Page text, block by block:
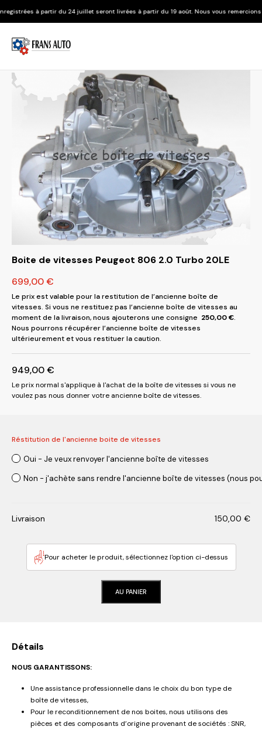
juillet seront livrées à partir du 19 août. Nous vous remercions de votre
Boite de vitesses Peugeot 806 2.0 Turbo 20LE
699,00€
Le prix est valable pour la restitution de l’ancienne boîte de
vitesses. Si vous ne restituez pas l’ancienne boîte de vitesses au
moment de la livraison, nous ajouterons une consigne 250,00€.
Nous pourrons récupérer l’ancienne boîte de vitesses
ultérieurement et vous restituer la caution.
949,00€
Le prix normal s'applique à l'achat de la boîte de vitesses si vous ne
voulez pas nous donner votre ancienne boîte de vitesses.
Réstitution de l'ancienne boite de vitesses
Oui - Je veux renvoyer l'ancienne boîte de vitesses
Non - j'achète sans rendre l'ancienne boîte de vitesses (nous
Livraison 150,00 €
Pour acheter le produit, sélectionnez l'option ci-dessus
AU PANIER
Détails
NOUS GARANTISSONS:
Une assistance professionnelle dans le choix du bon type de
boîte de vitesses,
Pour le reconditionnement de nos boites, nous utilisons des
pièces et des composants d’origine provenant de sociétés : SNR,